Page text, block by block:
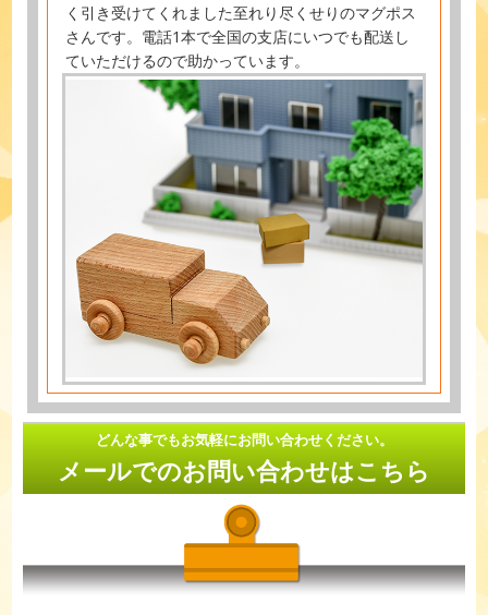
く引き受けてくれました至れり尽くせりのマグポス
さんです。電話1本で全国の支店にいつでも配送し
ていただけるので助かっています。
どんな事でもお気軽にお問い合わせください。
メールでのお問い合わせはこちら